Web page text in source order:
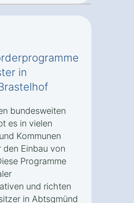
in
bundesweiten
es in vielen
Kommunen
den Einbau von
Programme
und richten
in Abtsgmünd